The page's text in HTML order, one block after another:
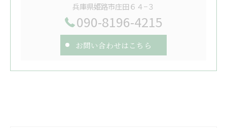
兵庫県姫路市庄田６４−３
090-8196-4215
お問い合わせはこちら